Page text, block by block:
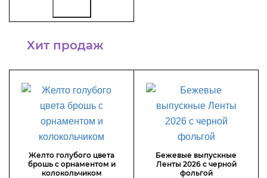
Хит продаж
Желто голубого цвета
брошь с орнаментом и
колокольчиком
Бежевые выпускные
Ленты 2026 с черной
фольгой